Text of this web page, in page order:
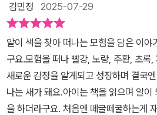
김민정 2025-07-29
알이 색을 찾아 떠나는 모험을 담은 이야
구요.모험을 떠나 빨강, 노랑, 주황, 초록
새로운 감정을 알게되고 성장하며 결국
나는 새가 돼요.아이는 책을 읽으며 알이
을 하더라구요. 처음엔 떼굴떼굴하는게